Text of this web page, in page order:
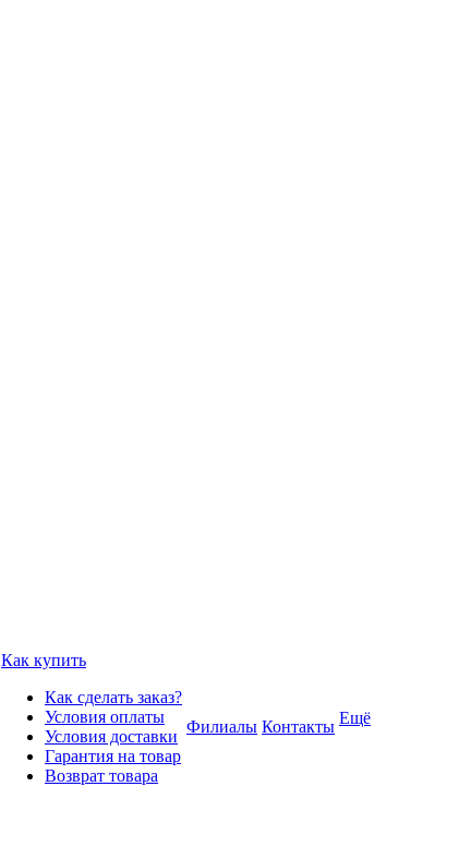
Как купить
Как сделать заказ?
Условия оплаты
Условия доставки
Гарантия на товар
Возврат товара
Филиалы Контакты Ещё